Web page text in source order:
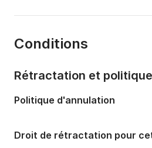
Capacité à bord:
Conditions
Rétractation et
Politique d'annulation
Droit de rétractation pour